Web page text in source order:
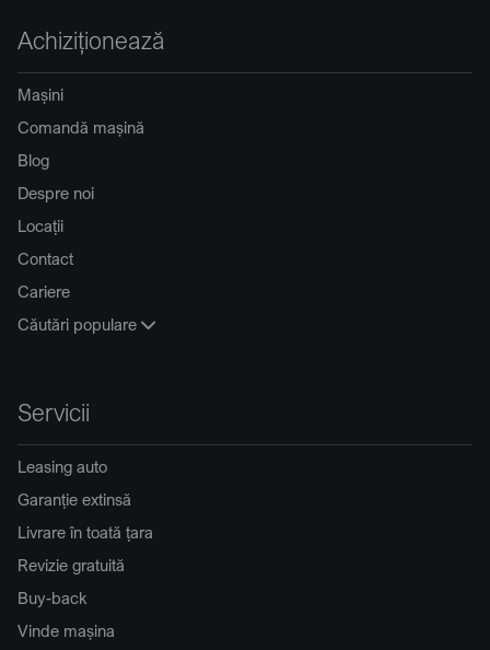
Achiziționează
Mașini
Comandă mașină
Blog
Despre noi
Locații
Contact
Cariere
Căutări populare
Servicii
Leasing auto
Garanție extinsă
Livrare în toată țara
Revizie gratuită
Buy-back
Vinde mașina